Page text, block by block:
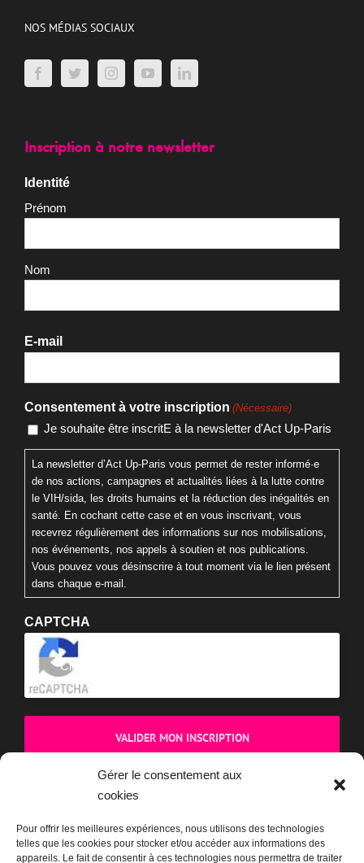
Gérer le consentement aux
cookies
Pour offrir les meilleures expériences, nous utilisons des technologies
telles que les cookies pour stocker et/ou accéder aux informations des
appareils. Le fait de consentir à ces technologies nous permettra de traiter
NOS MÉDIAS SOCIAUX
Inscription à notre newsletter
Identité
Prénom
Nom
E-mail
Consentement à votre inscription (Nécessaire)
Je souhaite être inscritE à la newsletter d'Act Up-Paris
La newsletter d’Act Up-Paris vous permet de rester informé·e
de nos actions, campagnes et actualités liées à la lutte contre
le VIH/sida, les droits humains et la réduction des inégalités en
santé. En cochant cette case et en vous inscrivant, vous
recevrez régulièrement des informations sur nos mobilisations,
nos événements, nos appels à soutien et nos publications.
Vous pouvez vous désinscrire à tout moment via le lien présent
dans chaque e-mail.
CAPTCHA
Cliquez pour accepter la validation reCaptcha.
BOUTIQUE